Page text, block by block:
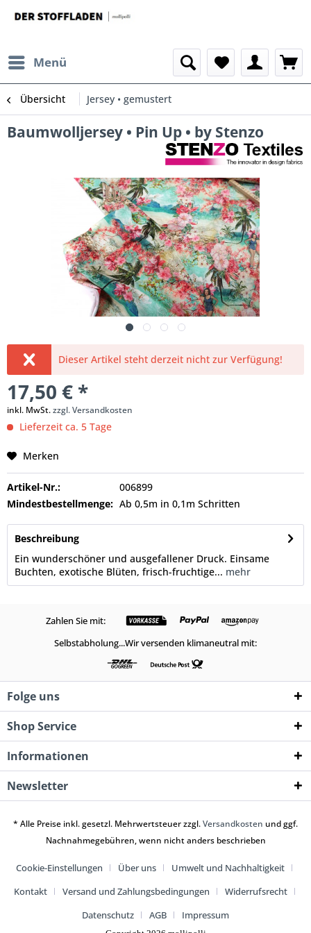
Menü
Übersicht Jersey • gemustert
Baumwolljersey • Pin Up • by Stenzo
Dieser Artikel steht derzeit nicht zur Verfügung!
17,50 € *
inkl. MwSt.zzgl. Versandkosten
Lieferzeit ca. 5 Tage
Merken
Artikel-Nr.:
006899
Mindestbestellmenge: Ab 0,5m in 0,1m Schritten
Beschreibung
Ein wunderschöner und ausgefallener Druck. Einsame
Buchten, exotische Blüten, frisch-fruchtige... mehr
Zahlen Sie mit:
Selbstabholung...Wir versenden klimaneutral mit:
Folge uns
Shop Service
Informationen
Newsletter
* Alle Preise inkl. gesetzl. Mehrwertsteuer zzgl.Versandkosten und ggf.
Nachnahmegebühren, wenn nicht anders beschrieben
Cookie-Einstellungen Über uns
Umwelt und Nachhaltigkeit
Kontakt
Versand und Zahlungsbedingungen
Widerrufsrecht
Datenschutz
AGB Impressum